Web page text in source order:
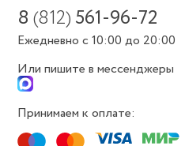
8(812) 561-96-72
Ежедневно с 10:00 до 20:00
Или пишите в мессенджеры
Принимаем к оплате: